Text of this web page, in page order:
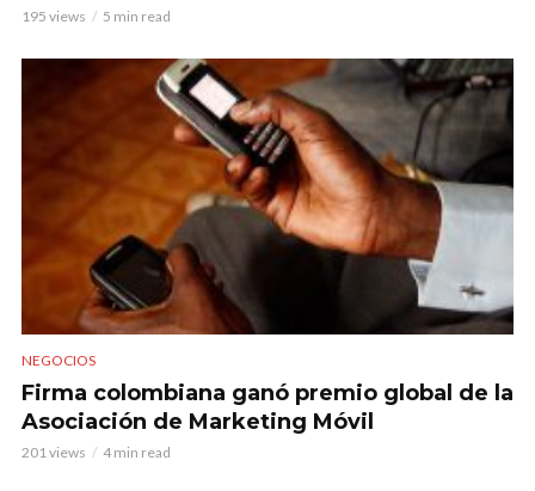
195 views 5 min read
NEGOCIOS
Firma colombiana ganó premio global de la
Asociación de Marketing Móvil
201 views 4 min read